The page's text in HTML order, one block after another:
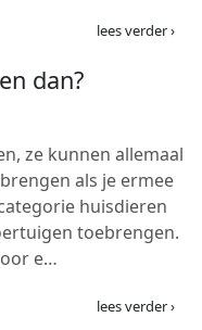
lees verder ›
dan?
ze kunnen allemaal
als je ermee
huisdieren
toebrengen.
e…
lees verder ›